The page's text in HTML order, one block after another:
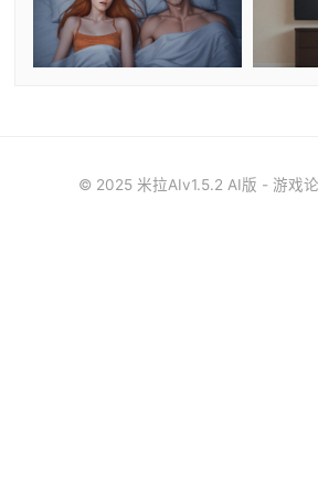
© 2025 米拉AIv1.5.2 AI版 - 游戏